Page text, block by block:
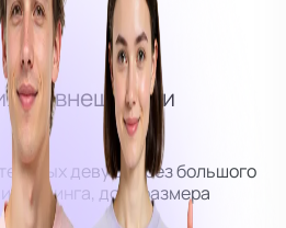
Оператор
Куратор
по внешности
девушек без большого
пирсинга, до М размера